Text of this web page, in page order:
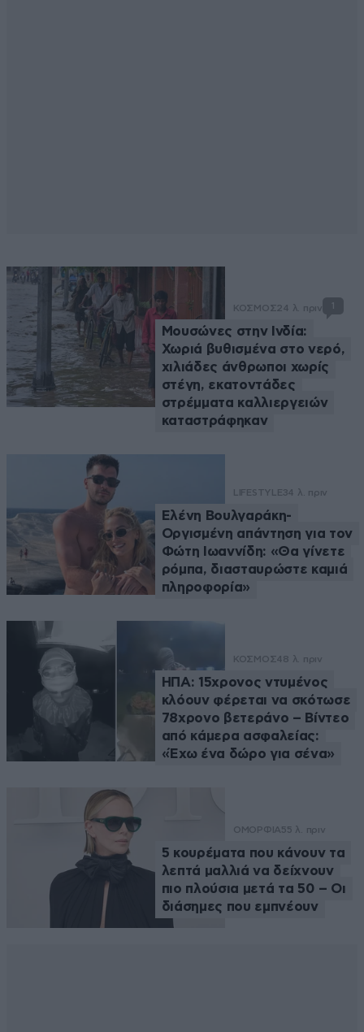
ΚΟΣΜΟΣ24 λ. πριν
Μουσώνες στην Ινδία:
Χωριά βυθισμένα στο νερό,
χιλιάδες άνθρωποι χωρίς
στέγη, εκατοντάδες
στρέμματα καλλιεργειών
καταστράφηκαν
LIFESTYLE34 λ. πριν
Ελένη Βουλγαράκη-
Οργισμένη απάντηση για τον
Φώτη Ιωαννίδη: «Θα γίνετε
ρόμπα, διασταυρώστε καμιά
πληροφορία»
ΚΟΣΜΟΣ48 λ. πριν
ΗΠΑ: 15χρονος ντυμένος
κλόουν φέρεται να σκότωσε
78χρονο βετεράνο – Βίντεο
από κάμερα ασφαλείας:
«Έχω ένα δώρο για σένα»
ΟΜΟΡΦΙΑ55 λ. πριν
5 κουρέματα που κάνουν τα
λεπτά μαλλιά να δείχνουν
πιο πλούσια μετά τα 50 – Οι
διάσημες που εμπνέουν